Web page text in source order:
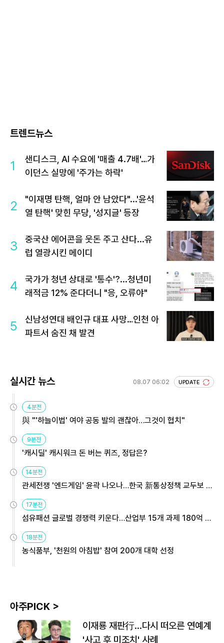
트렌드뉴스
1
샌디스크, AI 수요에 '매출 4.7배'…가
이던스 실망에 '주가는 하락'
2
"이재명 탄핵, 얼마 안 남았다"...'윤석
열 탄핵' 맞힌 무당, '성지글' 등장
3
중국산 에어콘을 웃돈 주고 산다...유
럽 열광시킨 메이디
4
국가가 청년 상대로 '통수'?...청년미
래적금 12% 준다더니 "응, 오류야"
5
신남성연대 배인규 대표 사망…인천 아
파트서 숨진 채 발견
실시간 뉴스 08.07 06:02 UPDATE
4분전
與 "'하늘이법' 여야 공동 발의 괜찮아…그것이 협치"
9분전
'캐시딜' 캐시워크 돈 버는 퀴즈, 정답은?
14분전
관세전쟁 '엔드게임' 윤곽 나오나…한국 新통상정책 교두보 활
용해야
17분전
섬유패션 글로벌 경쟁력 키운다…산업부 15개 과제 180억 지
원
18분전
농식품부, '천원의 아침밥' 참여 200개 대학 선정
아주PICK >
이재룡 재판行…다시 떠오른 연예계
'사고 후 미조치' 사례